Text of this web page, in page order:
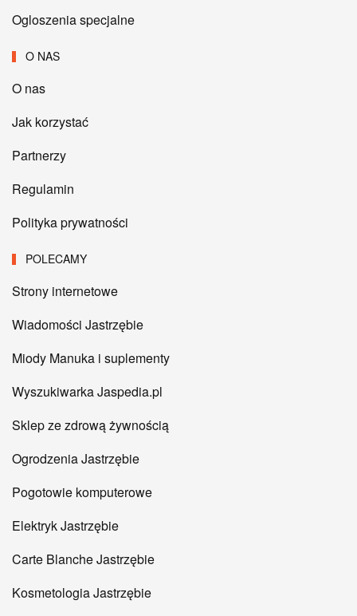
Ogloszenia specjalne
O NAS
O nas
Jak korzystać
Partnerzy
Regulamin
Polityka prywatności
POLECAMY
Strony internetowe
Wiadomości Jastrzębie
Miody Manuka i suplementy
Wyszukiwarka Jaspedia.pl
Sklep ze zdrową żywnością
Ogrodzenia Jastrzębie
Pogotowie komputerowe
Elektryk Jastrzębie
Carte Blanche Jastrzębie
Kosmetologia Jastrzębie